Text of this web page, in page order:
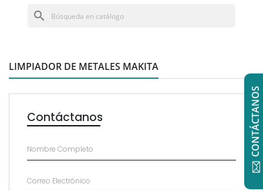
LIMPIADOR DE METALES MAKITA
Contáctanos
search
CONTÁCTANOS